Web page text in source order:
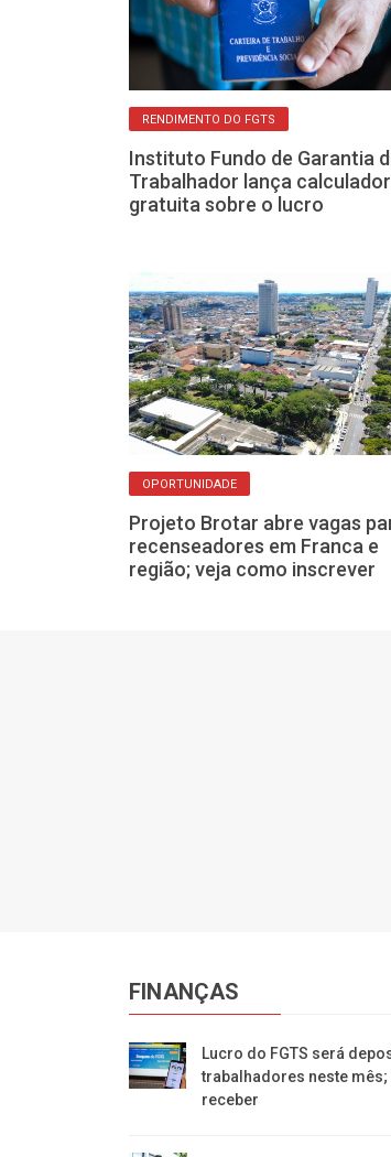
RENDIMENTO DO FGTS
Instituto Fundo de Garantia
Trabalhador lança
gratuita sobre o lucro
OPORTUNIDADE
Projeto Brotar abre vagas
recenseadores em Franca e
região; veja como inscrever
FINANÇAS
Lucro do FGTS será
trabalhadores neste mês;
receber